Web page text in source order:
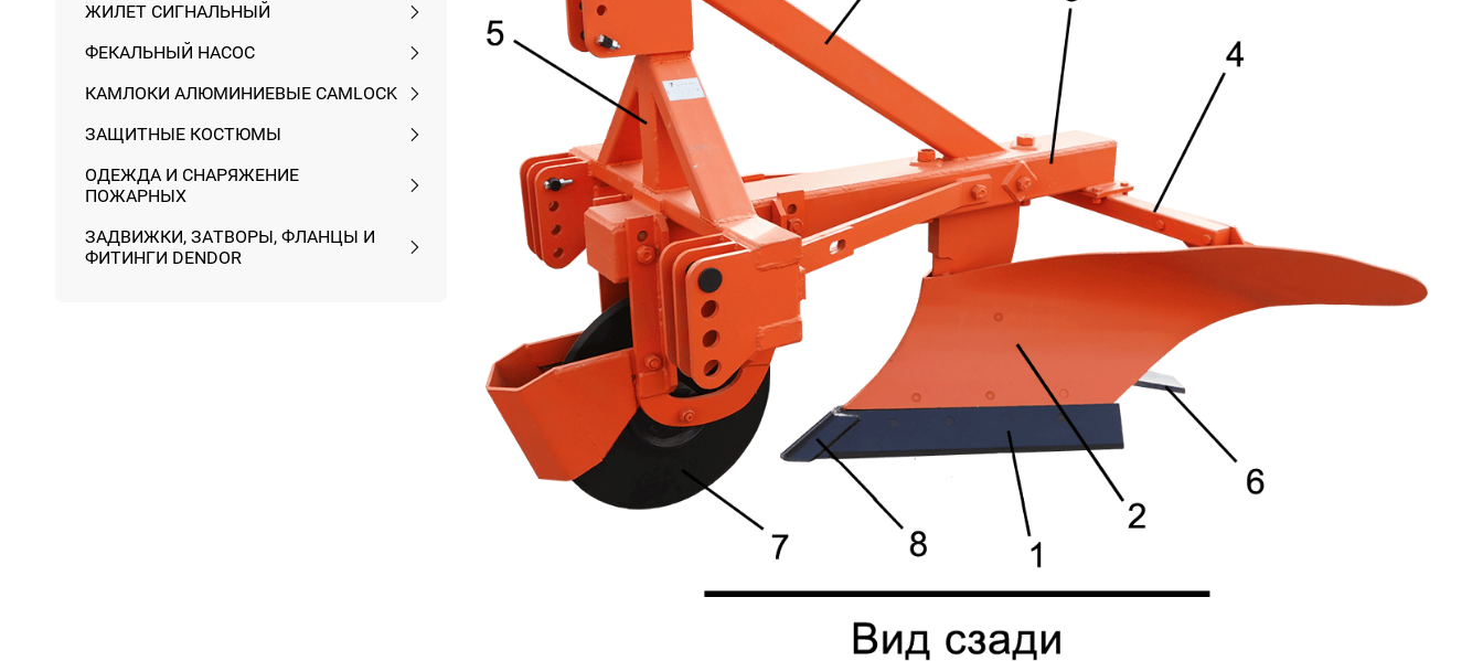
ЖИЛЕТ СИГНАЛЬНЫЙ
ФЕКАЛЬНЫЙ НАСОС
КАМЛОКИ АЛЮМИНИЕВЫЕ CAMLOСK
ЗАЩИТНЫЕ КОСТЮМЫ
ОДЕЖДА И СНАРЯЖЕНИЕ
ПОЖАРНЫХ
ЗАДВИЖКИ, ЗАТВОРЫ, ФЛАНЦЫ И
ФИТИНГИ DENDOR